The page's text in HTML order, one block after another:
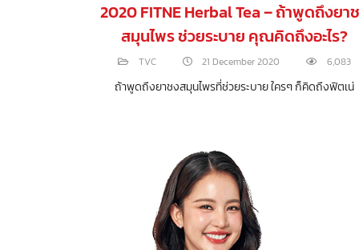
2020 FITNE Herbal Tea – ถ้าพูดถึงยา
สมุนไพร ช่วยระบาย คุณคิดถึงอะไร?
TVC 21 December 2020 6,083
ถ้าพูดถึงยาชงสมุนไพรที่ช่วยระบาย ใครๆ ก็คิดถึงฟิตเน่